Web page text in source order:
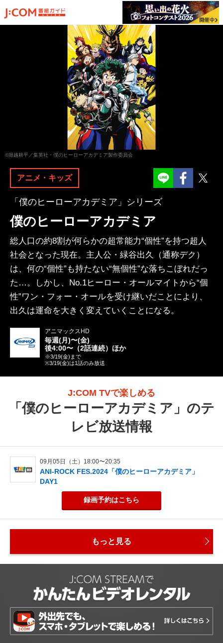
©堀越耕平／集英社・僕のヒーローアカデミア製作委員会
アニメ・キッズ
「僕のヒーローアカデミア」シリーズ
僕のヒーローアカデミア
総人口の約8割が何らかの超常能力“個性”を持つ超人
社会となった現在。主人公・緑谷出久（通称デク）
は、何の“個性”も持たない“無個性”な落ちこぼれだっ
た…。しかし、No.1ヒーロー・オールマイトから“個
性”ワン・フォー・オールを受け継いだことにより、
出久は運命を大きく変えていくことになる。
アニマックスHD
毎週(月)〜(金)
後4:00〜（2話連続）ほか
※3/19(金)まで
※3/19(金)は1話のみ放送
J:COM TVで楽しめる
「僕のヒーローアカデミア 」のテ
レビ放送情報
09月05日（土）18:00〜20:35
ANI-ROCK FES.2024「僕のヒーローアカデミア」
DAY1
録画予約はこちら
もっと見る